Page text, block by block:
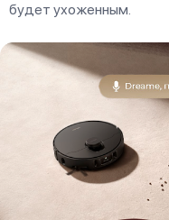
будет ухоженным.